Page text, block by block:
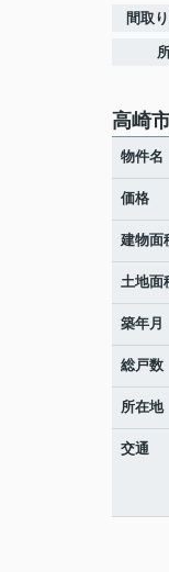
間取
高崎
物件名
価格
建物面
土地面
築年月
総戸数
所在地
交通